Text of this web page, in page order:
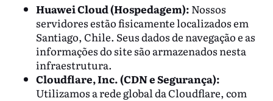
Huawei Cloud (Hospedagem): Nossos
servidores estão fisicamente localizados em
Santiago, Chile. Seus dados de navegação e as
informações do site são armazenados nesta
infraestrutura.
Cloudflare, Inc. (CDN e Segurança):
Utilizamos a rede global da Cloudflare, com